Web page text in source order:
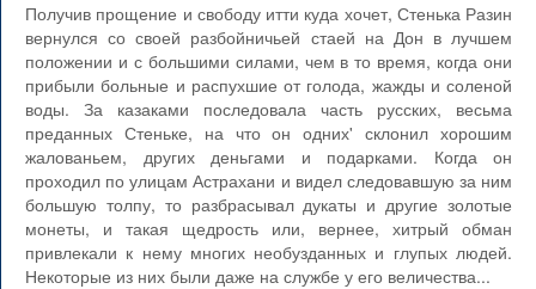
Получив прощение и свободу итти куда хочет, Стенька Разин
вернулся со своей разбойничьей стаей на Дон в лучшем
положении и с большими силами, чем в то время, когда они
прибыли больные и распухшие от голода, жажды и соленой
воды. За казаками последовала часть русских, весьма
преданных Стеньке, на что он одних' склонил хорошим
жалованьем, других деньгами и подарками. Когда он
проходил по улицам Астрахани и видел следовавшую за ним
большую толпу, то разбрасывал дукаты и другие золотые
монеты, и такая щедрость или, вернее, хитрый обман
привлекали к нему многих необузданных и глупых людей.
Некоторые из них были даже на службе у его величества...